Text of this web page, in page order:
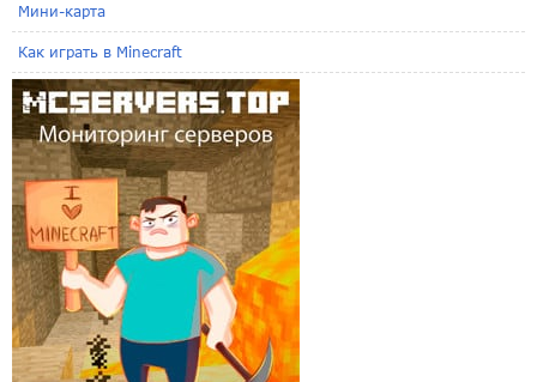
Мини-карта
Как играть в Minecraft